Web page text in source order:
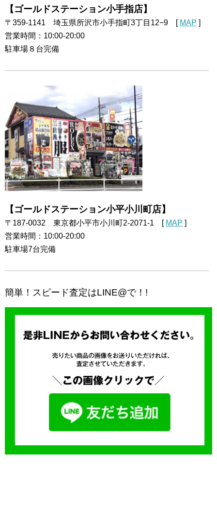
【ゴールドステーション小手指店】
〒359-1141 埼玉県所沢市小手指町3丁目12−9 [ MAP ]
営業時間：10:00-20:00
駐車場８台完備
【ゴールドステーション小平小川町店】
〒187-0032 東京都小平市小川町2-2071-1 [ MAP ]
営業時間：10:00-20:00
駐車場7台完備
簡単！スピード査定はLINE@で！!